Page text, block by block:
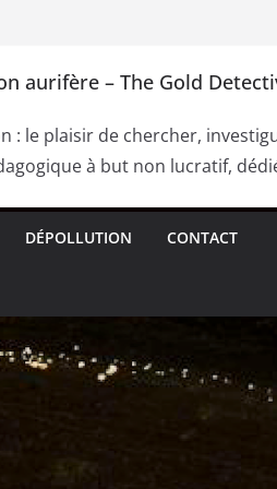
aurifère – The Gold
: le plaisir de chercher,
à but non lucratif,
DÉPOLLUTION CONTACT